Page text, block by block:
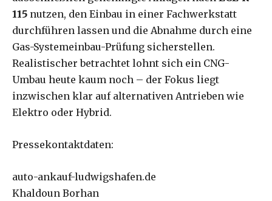
115 nutzen, den Einbau in einer Fachwerkstatt
durchführen lassen und die Abnahme durch eine
Gas-Systemeinbau-Prüfung sicherstellen.
Realistischer betrachtet lohnt sich ein CNG-
Umbau heute kaum noch – der Fokus liegt
inzwischen klar auf alternativen Antrieben wie
Elektro oder Hybrid.
Pressekontaktdaten:
auto-ankauf-ludwigshafen.de
Khaldoun Borhan